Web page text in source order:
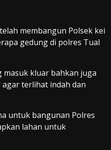
membangun Polsek kei
gedung di polres Tual
masuk kluar bahkan juga
terlihat indah dan
untuk bangunan Polres
lahan untuk